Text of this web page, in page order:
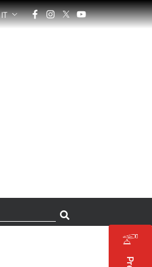
LANGUAGE SWITCHER: CURRENT
IT Facebook
Instagram
TwitterYouTube